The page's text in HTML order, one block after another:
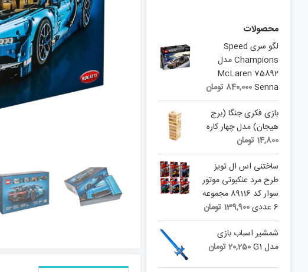
محصولات
لگو سری Speed
Champions مدل
75892 McLaren
Senna
840,000 تومان
بازی فکری جنگا (برج
هیجان) مدل چهار کاره
14,800 تومان
ساختنی اس ال تویز
طرح مرد عنکبوتی موتور
سوار کد 89116 مجموعه
6 عددی
139,900 تومان
شمشیر اسباب بازی
مدل G1
20,250تومان